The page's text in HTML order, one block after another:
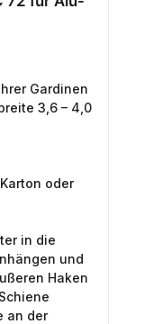
Gardinen
3,6 – 4,0
oder
in die
und
Haken
an der